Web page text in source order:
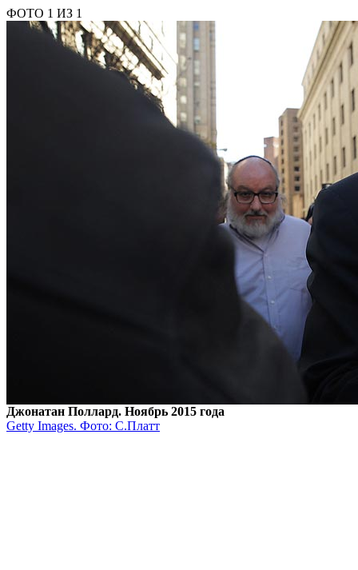
ФОТО 1 ИЗ 1
Джонатан Поллард. Ноябрь 2015 года
Getty Images. Фото: С.Платт